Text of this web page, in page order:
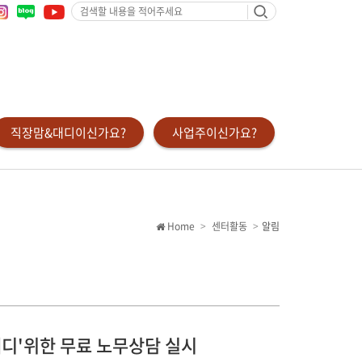
검
색
요
직장맘&대디이신가요? 사업주이신가요?
Home 센터활동 알림
'위한 무료 노무상담 실시